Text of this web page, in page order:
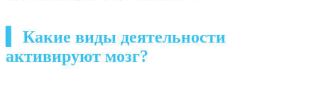
▍ Какие виды деятельности
активируют мозг?